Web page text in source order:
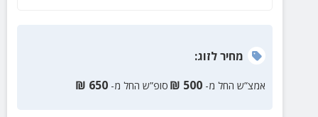
מחירלזוג:
אמצ”ש החל מ- 500
₪ סופ”ש החל מ- 650
₪